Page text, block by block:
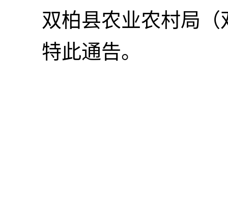
双柏县农业农村局
特此通告。